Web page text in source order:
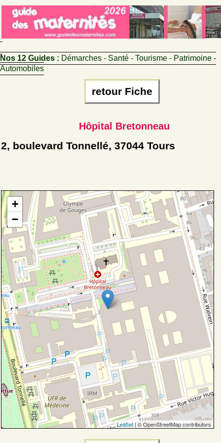
Nos 12 Guides : Démarches - Santé - Tourisme - Patrimoine -
Automobiles
retour Fiche
Hôpital Bretonneau
2, boulevard Tonnellé, 37044 Tours
+
−
Leaflet | © OpenStreetMap contributors